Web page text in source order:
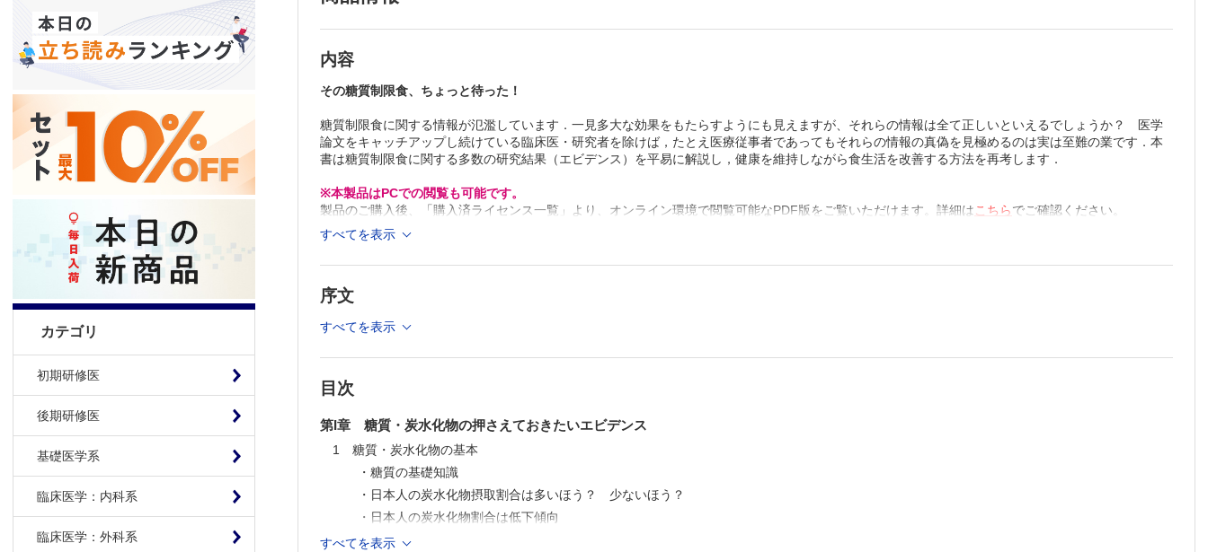
カテゴリ
初期研修医
後期研修医
基礎医学系
臨床医学：内科系
臨床医学：外科系
・一度経験したらハマっちゃう
2 糖質を控えすぎるとがんや心血管疾患のリスクが上がる⁉
・糖質制限食のがんや心血管疾患のリスクについて
・日本人における糖質制限食とがんリスクについて
・糖質制限食で減るもの／増えるものはなんでしょう？
・痩せるための理想的な食事は？
4 お勧めの減量方法
・過剰な糖質制限にならないか？
・肥満のない場合にお勧めの食生活
内容
その糖質制限食、ちょっと待った！
糖質制限食に関する情報が氾濫しています．一見多大な効果をもたらすようにも見えますが、それらの情報は全て正しいといえるでしょうか？ 医学
論文をキャッチアップし続けている臨床医・研究者を除けば，たとえ医療従事者であってもそれらの情報の真偽を見極めるのは実は至難の業です．本
書は糖質制限食に関する多数の研究結果（エビデンス）を平易に解説し，健康を維持しながら食生活を改善する方法を再考します．
※本製品はPCでの閲覧も可能です。
製品のご購入後、「購入済ライセンス一覧」より、オンライン環境で閲覧可能なPDF版をご覧いただけます。詳細は こちらでご確認ください。
推奨ブラウザ： Firefox 最新版 / Google Chrome 最新版 / Safari 最新版
すべてを表示
序文
すべてを表示
目次
第I章 糖質・炭水化物の押さえておきたいエビデンス
1 糖質・炭水化物の基本
・糖質の基礎知識
・日本人の炭水化物摂取割合は多いほう？ 少ないほう？
・日本人の炭水化物割合は低下傾向
2 食物繊維はとっても大事
すべてを表示